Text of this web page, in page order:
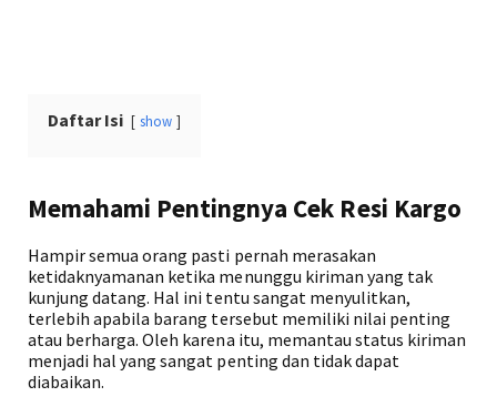
Daftar Isi show
Memahami Pentingnya Cek Resi Kargo
Hampir semua orang pasti pernah merasakan
ketidaknyamanan ketika menunggu kiriman yang tak
kunjung datang. Hal ini tentu sangat menyulitkan,
terlebih apabila barang tersebut memiliki nilai penting
atau berharga. Oleh karena itu, memantau status kiriman
menjadi hal yang sangat penting dan tidak dapat
diabaikan.